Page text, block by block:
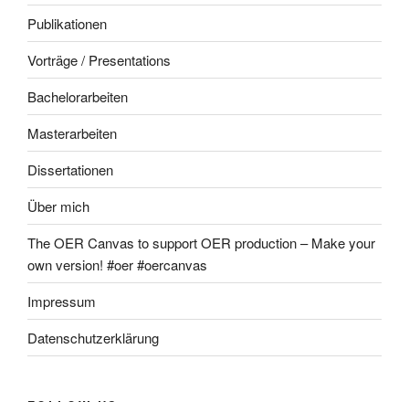
Publikationen
Vorträge / Presentations
Bachelorarbeiten
Masterarbeiten
Dissertationen
Über mich
The OER Canvas to support OER production – Make your
own version! #oer #oercanvas
Impressum
Datenschutzerklärung